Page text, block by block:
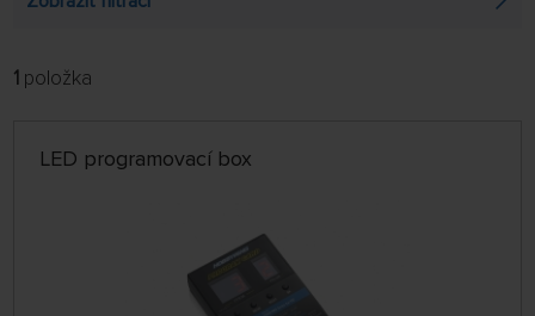
FILTROVAT:
1 položka
LED programovací box